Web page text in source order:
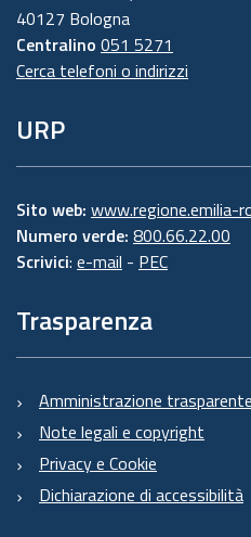
40127 Bologna
Centralino 051 5271
Cerca telefoni o indirizzi
URP
Sito web: www.regione.emilia-
Numero verde: 800.66.22.00
Scrivici: e-mail - PEC
Trasparenza
Amministrazione trasparente
Note legali e copyright
Privacy e Cookie
Dichiarazione di accessibilità